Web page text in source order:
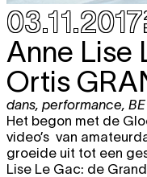
03.11.2017
Anne Lise
Ortis
dans, performance,
Het begon met de
video’s van
groeide uit tot een
Lise Le Gac: de